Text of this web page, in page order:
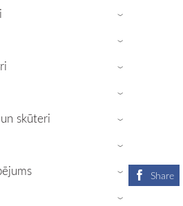
›
›
›
›
skūteri ›
›
›
›
Share